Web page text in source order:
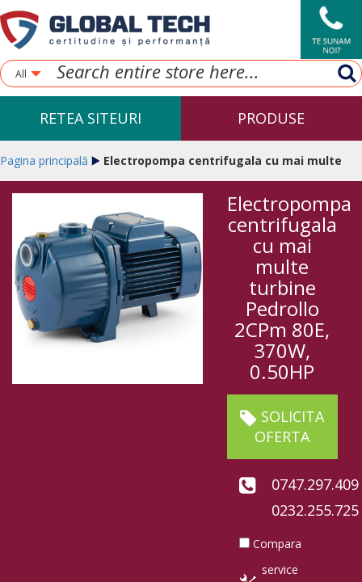
All
RETEA SITEURI PRODUSE
Pagina principală Electropompa centrifugala cu mai multe
turbine Pedrollo 2CPm 80E, 370W, 0.50HPElectropompa
centrifugala
cu mai
multe
turbine
Pedrollo
2CPm 80E,
370W,
0.50HP
SOLICITA
OFERTA
0747.297.409
0232.255.725
Compara
service